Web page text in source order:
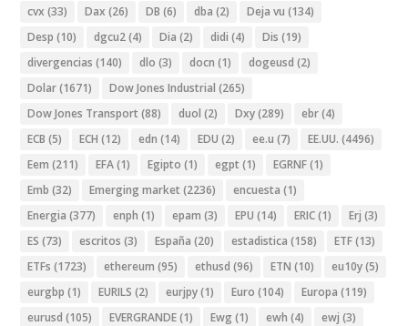
cvx (33) Dax (26) DB (6) dba (2) Deja vu (134)
Desp (10) dgcu2(4) Dia (2) didi (4) Dis (19)
divergencias (140) dlo (3) docn (1) dogeusd (2)
Dolar(1671) Dow Jones Industrial (265)
Dow Jones Transport (88) duol (2) Dxy(289) ebr(4)
ECB (5) ECH (12) edn (14) EDU (2) ee.u (7) EE.UU. (4496)
Eem (211) EFA(1) Egipto (1) egpt (1) EGRNF(1)
Emb (32) Emerging market (2236) encuesta (1)
Energia (377) enph (1) epam (3) EPU (14) ERIC(1) Erj (3)
ES (73) escritos (3) España (20) estadistica (158) ETF(13)
ETFs (1723) ethereum (95) ethusd (96) ETN (10) eu10y(5)
eurgbp (1) EURILS (2) eurjpy(1) Euro (104) Europa (119)
eurusd (105) EVERGRANDE(1) Ewg (1) ewh (4) ewj (3)